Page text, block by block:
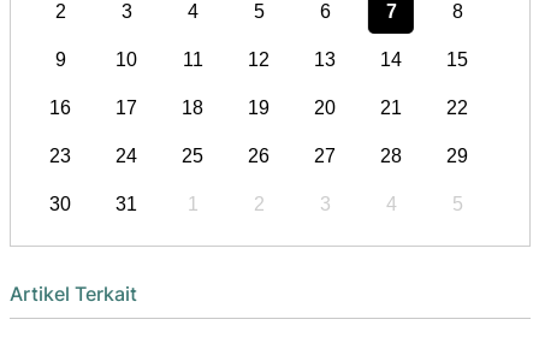
2 3 4 5 6 7 8
9 10 11 12 13 14 15
16 17 18 19 20 21 22
23 24 25 26 27 28 29
30 31 1 2 3 4 5
Artikel Terkait